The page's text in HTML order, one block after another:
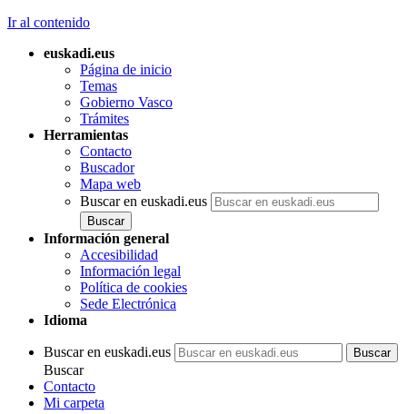
Ir al contenido
euskadi.eus
Página de inicio
Temas
Gobierno Vasco
Trámites
Herramientas
Contacto
Buscador
Mapa web
Buscar en euskadi.eus
Información general
Accesibilidad
Información legal
Política de cookies
Sede Electrónica
Idioma
Buscar en euskadi.eus
Buscar
Contacto
Mi carpeta